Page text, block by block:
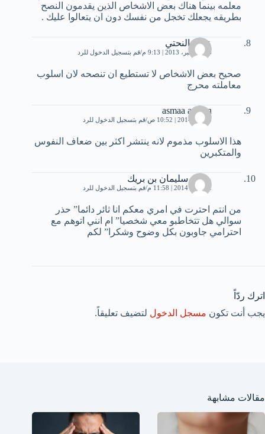
معلمه بينما هناك بعض الاشخاص الذين يقدمون النصح
بطريقه يجعلك تخجل من نفسك دون ان يتعالوا عليك .
عامر النحتي
26 ديسمبر، 2013 | 9:13 م قم بتسجيل الدخول للرد
صحيح بعض الاشخاص لا تستطيع ان تنصحه لان اسلوب
معاملته محرج
asmaa ameen
5 يناير، 2014 | 10:52 ص قم بتسجيل الدخول للرد
هذا الاسلوب مذموم لانه ينتشر اكثر بين ضعاف النفوس
والمتكبرين
محمد سليمان بن بريك
12 يناير، 2014 | 11:58 م قم بتسجيل الدخول للرد
من انتم احترت في امري معكم انا ثائر دائما” حذر
سوالي هل تتخاطبو معي شخصيا” ام انني اتوهم مع
احترامي جاوبون بكل وضوح وشكرا” لكم
اترك ردّاً
يجب أنت تكون مسجل الدخول لتضيف تعليقاً.
مقالات مشابهة